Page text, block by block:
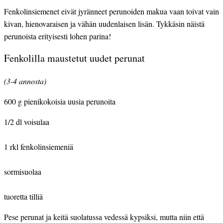
Fenkolinsiemenet eivät jyränneet perunoiden makua vaan toivat vain
kivan, hienovaraisen ja vähän uudenlaisen lisän. Tykkäsin näistä
perunoista erityisesti lohen parina!
Fenkolilla maustetut uudet perunat
(3-4 annosta)
600 g pienikokoisia uusia perunoita
1/2 dl voisulaa
1 rkl fenkolinsiemeniä
sormisuolaa
tuoretta tilliä
Pese perunat ja keitä suolatussa vedessä kypsiksi, mutta niin että